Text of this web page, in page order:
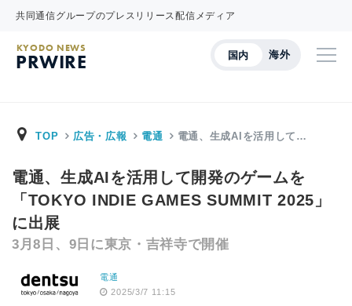
共同通信グループのプレスリリース配信メディア
国内 海外
KYODO NEWS
PRWIRE
TOP 広告・広報 電通 電通、生成AIを活用して…
電通、生成AIを活用して開発のゲームを
「TOKYO INDIE GAMES SUMMIT 2025」
に出展
3月8日、9日に東京・吉祥寺で開催
電通
2025/3/7 11:15